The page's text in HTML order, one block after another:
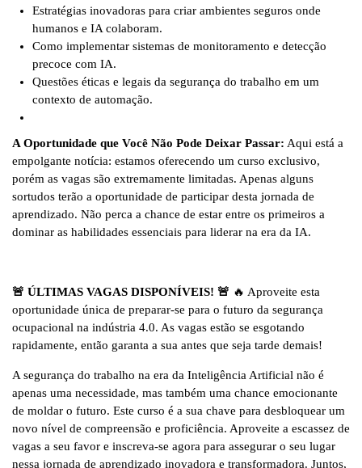
Estratégias inovadoras para criar ambientes seguros onde
humanos e IA colaboram.
Como implementar sistemas de monitoramento e detecção
precoce com IA.
Questões éticas e legais da segurança do trabalho em um
contexto de automação.
A Oportunidade que Você Não Pode Deixar Passar: Aqui está a
empolgante notícia: estamos oferecendo um curso exclusivo,
porém as vagas são extremamente limitadas. Apenas alguns
sortudos terão a oportunidade de participar desta jornada de
aprendizado. Não perca a chance de estar entre os primeiros a
dominar as habilidades essenciais para liderar na era da IA.
🚨 ÚLTIMAS VAGAS DISPONÍVEIS! 🚨 🔥 Aproveite esta
oportunidade única de preparar-se para o futuro da segurança
ocupacional na indústria 4.0. As vagas estão se esgotando
rapidamente, então garanta a sua antes que seja tarde demais!
A segurança do trabalho na era da Inteligência Artificial não é
apenas uma necessidade, mas também uma chance emocionante
de moldar o futuro. Este curso é a sua chave para desbloquear um
novo nível de compreensão e proficiência. Aproveite a escassez de
vagas a seu favor e inscreva-se agora para assegurar o seu lugar
nessa jornada de aprendizado inovadora e transformadora. Juntos,